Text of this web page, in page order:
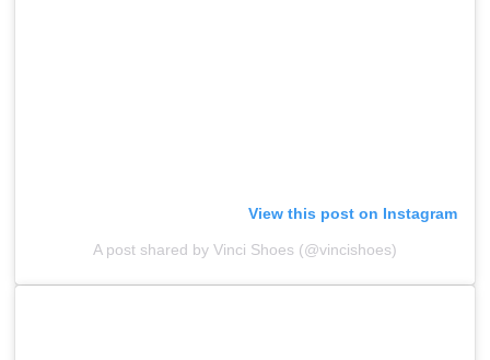
View this post on Instagram
A post shared by Vinci Shoes (@vincishoes)